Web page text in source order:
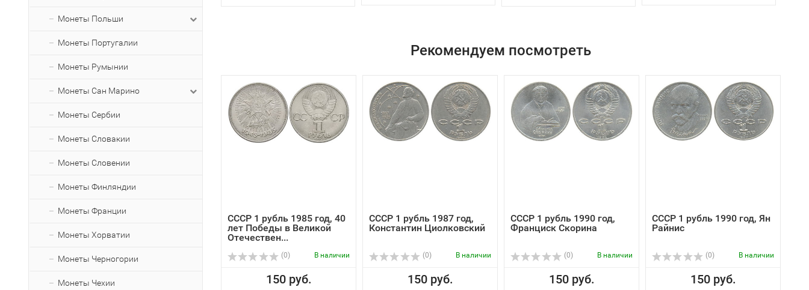
Монеты Польши
Монеты Португалии
Монеты Румынии
Монеты Сан Марино
Монеты Сербии
Монеты Словакии
Монеты Словении
Монеты Финляндии
Монеты Франции
Монеты Хорватии
Монеты Черногории
Монеты Чехии
Рекомендуем посмотреть
СССР 1 рубль 1985 год, 40
лет Победы в Великой
Отечествен...
(0) В наличии
150 руб.
СССР 1 рубль 1987 год,
Константин Циолковский
(0) В наличии
150 руб.
СССР 1 рубль 1990 год,
Франциск Скорина
(0) В наличии
150 руб.
СССР 1 рубль 1990 год, Ян
Райнис
(0) В наличии
150 руб.